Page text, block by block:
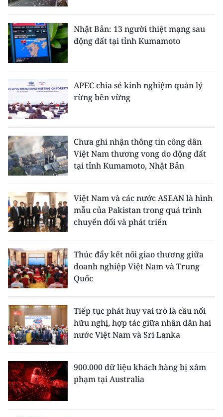
Nhật Bản: 13 người thiệt mạng sau
động đất tại tỉnh Kumamoto
APEC chia sẻ kinh nghiệm quản lý
rừng bền vững
Chưa ghi nhận thông tin công dân
Việt Nam thương vong do động đất
tại tỉnh Kumamoto, Nhật Bản
Việt Nam và các nước ASEAN là hình
mẫu của Pakistan trong quá trình
chuyển đổi và phát triển
Thúc đẩy kết nối giao thương giữa
doanh nghiệp Việt Nam và Trung
Quốc
Tiếp tục phát huy vai trò là cầu nối
hữu nghị, hợp tác giữa nhân dân hai
nước Việt Nam và Sri Lanka
900.000 dữ liệu khách hàng bị xâm
phạm tại Australia